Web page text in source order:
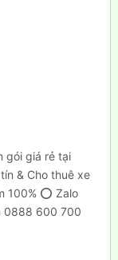
gói giá rẻ tại
& Cho thuê xe
100% ⭕ Zalo
0888 600 700